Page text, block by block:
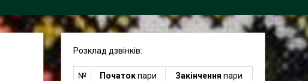
Розклад дзвінків:
№ Початокпари Закінчення пари